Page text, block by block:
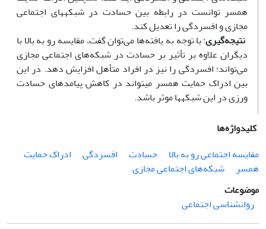
همسر توانست در رابطه بین حسادت در شبکه­های اجتماعی
مجازی و افسردگی را تعدیل کند.
نتیجه‌گیری: با توجه به یافته‌ها می‌توان گفت، مقایسه رو به بالا با
دیگران علاوه بر تأثیر بر حسادت در شبکه‌های اجتماعی مجازی
می‌تواند؛ افسردگی را نیز در افراد متأهل افزایش دهد. در این
بین ادراک حمایت همسر می­تواند در کاهش پیامدهای حسادت
ورزی در این شبکه­ها موثر باشد.
کلیدواژه‌ها
مقایسه اجتماعی رو به بالا
حسادت افسردگی
ادراک حمایت
همسر
شبکه‌های اجتماعی مجازی
موضوعات
روانشناسی اجتماعی